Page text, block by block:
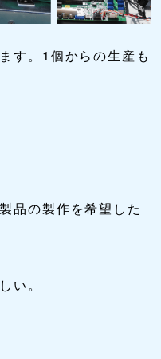
す。1個からの生産も
品の製作を希望した
い。